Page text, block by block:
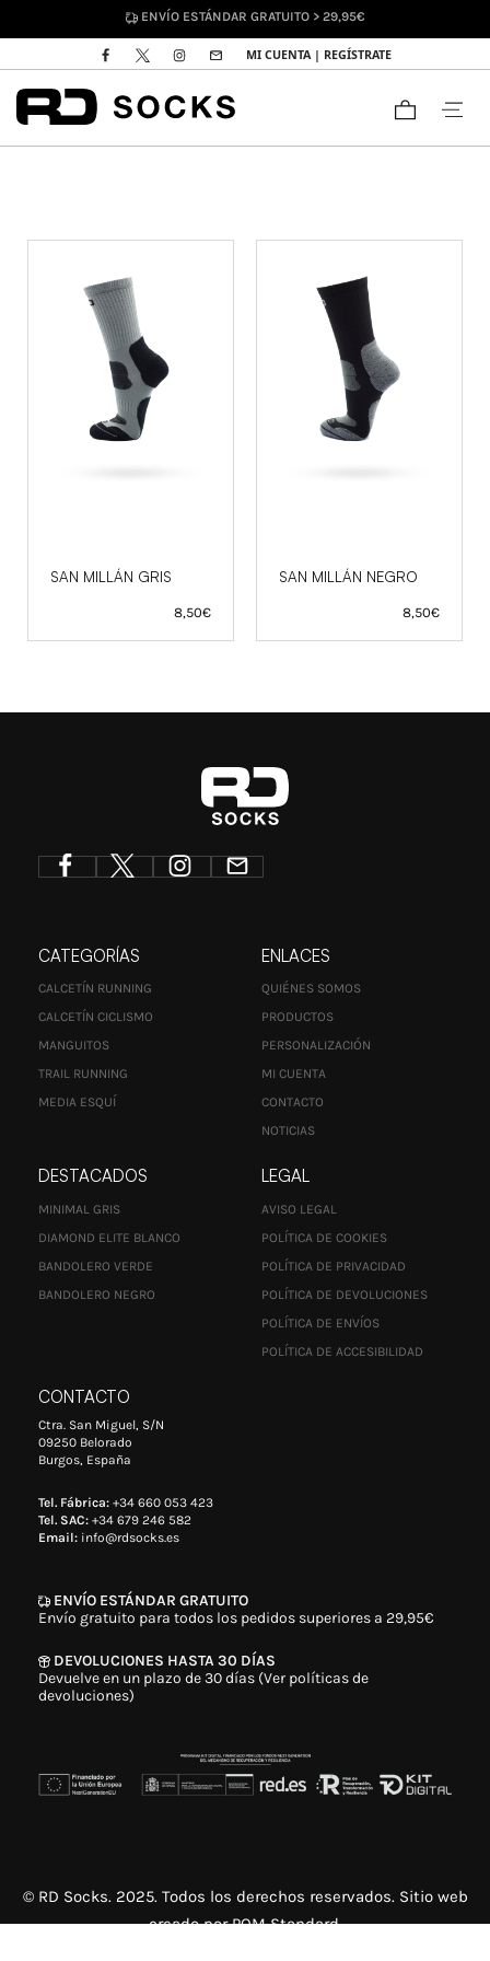
ENVÍO ESTÁNDAR GRATUITO > 29,95€
MI CUENTA | REGÍSTRATE
SAN MILLÁN GRIS
8,50€
SAN MILLÁN NEGRO
8,50€
CATEGORÍAS
CALCETÍN RUNNING
CALCETÍN CICLISMO
MANGUITOS
TRAIL RUNNING
MEDIA ESQUÍ
ENLACES
QUIÉNES SOMOS
PRODUCTOS
PERSONALIZACIÓN
MI CUENTA
CONTACTO
NOTICIAS
DESTACADOS
MINIMAL GRIS
DIAMOND ELITE BLANCO
BANDOLERO VERDE
BANDOLERO NEGRO
LEGAL
AVISO LEGAL
POLÍTICA DE COOKIES
POLÍTICA DE PRIVACIDAD
POLÍTICA DE DEVOLUCIONES
POLÍTICA DE ENVÍOS
POLÍTICA DE ACCESIBILIDAD
CONTACTO
Ctra. San Miguel, S/N
09250 Belorado
Burgos, España
Tel. Fábrica: +34 660 053 423
Tel. SAC: +34 679 246 582
Email: info@rdsocks.es
ENVÍO ESTÁNDAR GRATUITO
Envío gratuito para todos los pedidos superiores a 29,95€
DEVOLUCIONES HASTA 30 DÍAS
Devuelve en un plazo de 30 días (Ver políticas de
devoluciones)
© RD Socks. 2025. Todos los derechos reservados. Sitio web
creado porPOM Standard.